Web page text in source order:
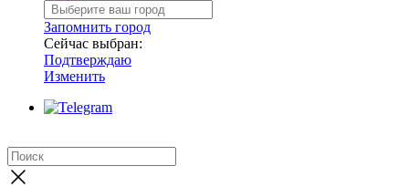
Запомнить город
Сейчас выбран:
Подтверждаю
Изменить